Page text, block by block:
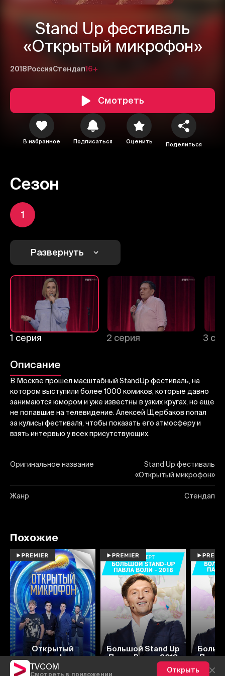
TVCOM
Смотреть в приложении
Открыть
Stand Up фестиваль
«Открытый микрофон»
2018 РоссияСтендап16+
Смотреть
В избранное Подписаться Оценить Поделиться
Сезон
1
Развернуть
1 серия 2 серия 3
Описание
В Москве прошел масштабный StandUp фестиваль, на
котором выступили более 1000 комиков, которые давно
занимаются юмором и уже известны в узких кругах, но еще
не попавшие на телевидение. Алексей Щербаков попал
за кулисы фестиваля, чтобы показать его атмосферу и
взять интервью у всех присутствующих.
Оригинальное название
Stand Up фестиваль
«Открытый микрофон»
Жанр Стендап
Отправить
Похожие
Открытый
микрофон
6.9
Большой Stand Up
Павла Воли - 2018
Павла
Отменить Авторизоваться